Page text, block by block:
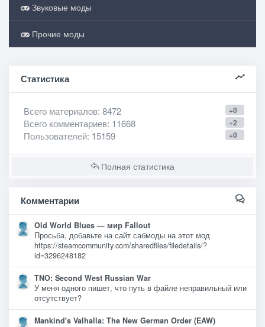
Звуковые моды
Прочие моды
Статистика
+0
Всего материалов: 8472
+2
Всего комментариев: 11668
+0
Пользователей: 15159
Полная статистика
Комментарии
Old World Blues — мир Fallout
Просьба, добавьте на сайт сабмоды на этот мод
https://steamcommunity.com/sharedfiles/filedetails/?
id=3296248182
TNO: Second West Russian War
У меня одного пишет, что путь в файле неправильный или
отсутствует?
Mankind's Valhalla: The New German Order (EAW)